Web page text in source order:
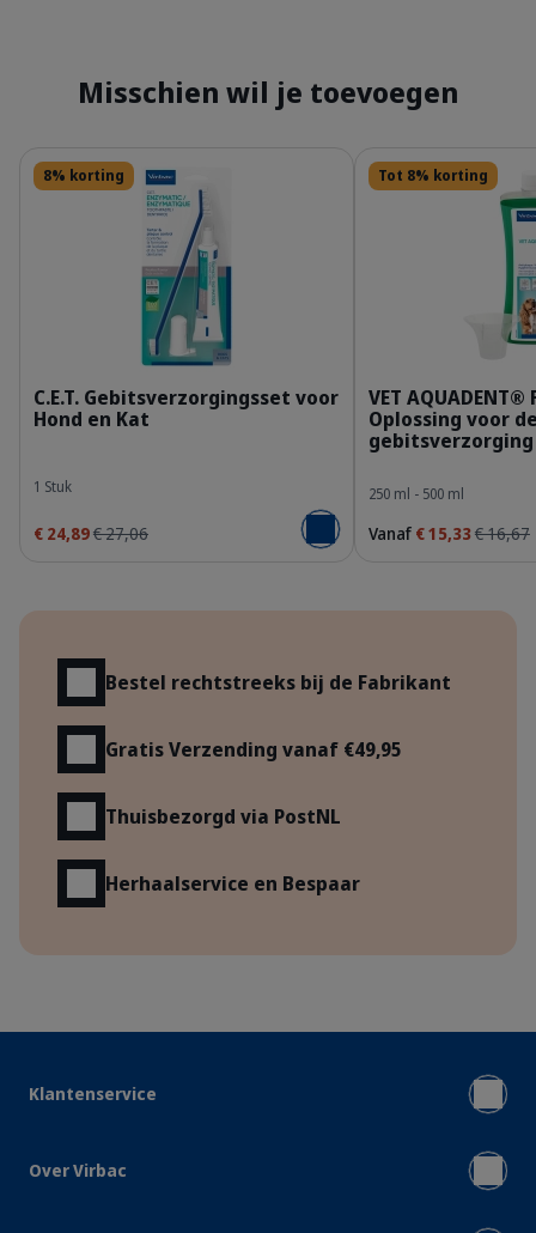
Misschien wil je toevoegen
309624_Kit_Enzymatic-
8% korting
C.E.T. Gebitsverzorgingsset voor
Hond en Kat
1 Stuk
€ 24,89€ 27,06 Voeg toe aan winkelmandje
Details
Tot 8% korting
VET AQUADENT®
Oplossing voor
gebitsverzorging
250 ml - 500 ml
Vanaf € 15,33€ 16,67
Details
Bestel rechtstreeks bij de Fabrikant
Gratis Verzending vanaf €49,95
Thuisbezorgd via PostNL
Herhaalservice en Bespaar
Klantenservice
Over Virbac